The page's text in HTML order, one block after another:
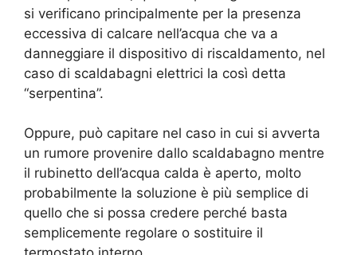
si verificano principalmente per la presenza
eccessiva di calcare nell’acqua che va a
danneggiare il dispositivo di riscaldamento, nel
caso di scaldabagni elettrici la così detta
“serpentina”.
Oppure, può capitare nel caso in cui si avverta
un rumore provenire dallo scaldabagno mentre
il rubinetto dell’acqua calda è aperto, molto
probabilmente la soluzione è più semplice di
quello che si possa credere perché basta
semplicemente regolare o sostituire il